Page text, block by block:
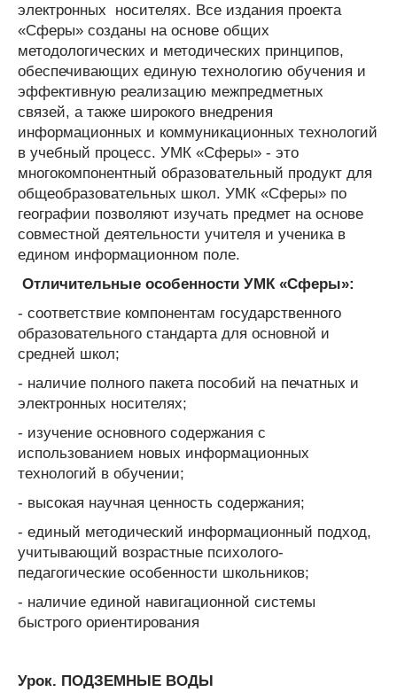
электронных носителях. Все издания проекта
«Сферы» созданы на основе общих
методологических и методических принципов,
обеспечивающих единую технологию обучения и
эффективную реализацию межпредметных
связей, а также широкого внедрения
информационных и коммуникационных технологий
в учебный процесс. УМК «Сферы» - это
многокомпонентный образовательный продукт для
общеобразовательных школ. УМК «Сферы» по
географии позволяют изучать предмет на основе
совместной деятельности учителя и ученика в
едином информационном поле.
Отличительные особенности УМК «Сферы»:
- соответствие компонентам государственного
образовательного стандарта для основной и
средней школ;
- наличие полного пакета пособий на печатных и
электронных носителях;
- изучение основного содержания с
использованием новых информационных
технологий в обучении;
- высокая научная ценность содержания;
- единый методический информационный подход,
учитывающий возрастные психолого-
педагогические особенности школьников;
- наличие единой навигационной системы
быстрого ориентирования
Урок. ПОДЗЕМНЫЕ ВОДЫ